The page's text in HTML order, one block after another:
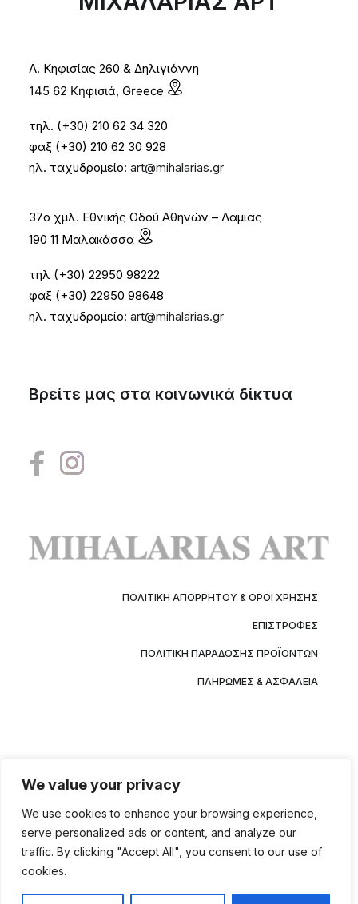
We value your privacy
We use cookies to enhance your browsing experience,
serve personalized ads or content, and analyze our
traffic. By clicking "Accept All", you consent to our use of
cookies.
Λ. Κηφισίας 260 & Δηλιγιάννη
145 62 Κηφισιά, Greece
τηλ. (+30) 210 62 34 320
φαξ (+30) 210 62 30 928
ηλ. ταχυδρομείο: art@mihalarias.gr
37ο χμλ. Εθνικής Οδού Αθηνών – Λαμίας
190 11 Μαλακάσσα
τηλ (+30) 22950 98222
φαξ (+30) 22950 98648
ηλ. ταχυδρομείο: art@mihalarias.gr
Βρείτε μας στα κοινωνικά δίκτυα
ΠΟΛΙΤΙΚΉ ΑΠΟΡΡΉΤΟΥ & ΌΡΟΙ ΧΡΉΣΗΣ
ΕΠΙΣΤΡΟΦΈΣ
ΠΟΛΙΤΙΚΉ ΠΑΡΆΔΟΣΗΣ ΠΡΟΪΌΝΤΩΝ
ΠΛΗΡΩΜΈΣ & ΑΣΦΆΛΕΙΑ